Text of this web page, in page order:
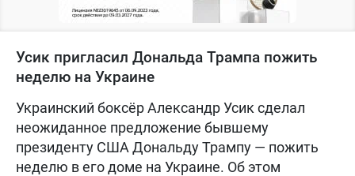
Усик пригласил Дональда Трампа пожить
неделю на Украине
Украинский боксёр Александр Усик сделал
неожиданное предложение бывшему
президенту США Дональду Трампу — пожить
неделю в его доме на Украине. Об этом